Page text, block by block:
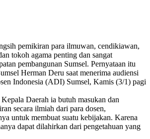
pemikiran para ilmuwan, cendikiawan,
tokoh agama penting dan sangat
pembangunan Sumsel. Pernyataan itu
Herman Deru saat menerima audiensi
Indonesia (ADI) Sumsel, Kamis (3/1) pagi
Daerah ia butuh masukan dan
secara ilmiah dari para dosen,
untuk membuat suatu kebijakan. Karena
dapat dilahirkan dari pengetahuan yang